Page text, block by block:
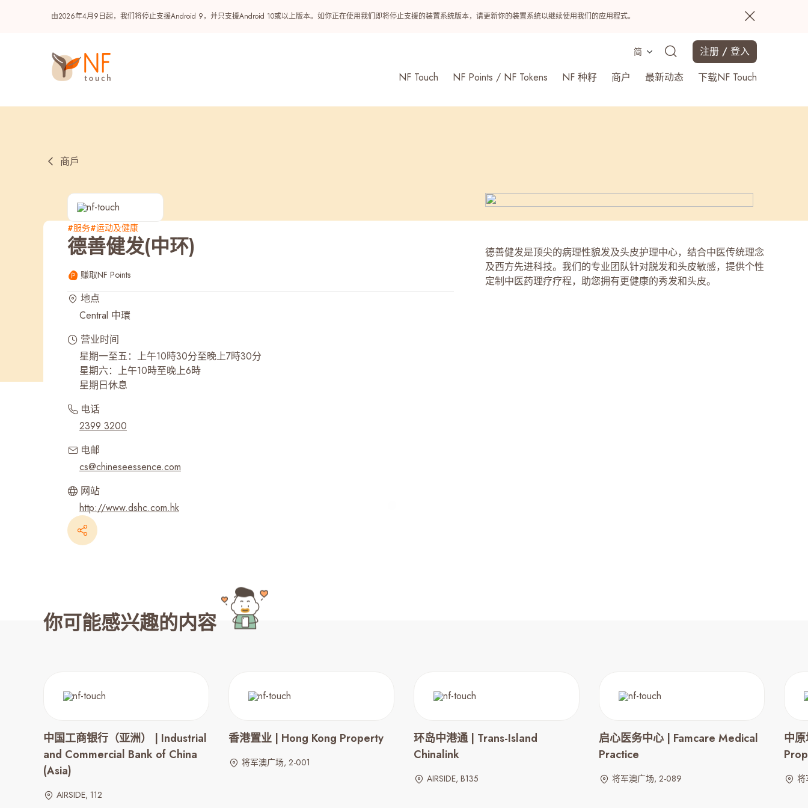
由2026年4月9日起，我们将停止支援Android 9，并只支援Android 10或以上版本。如你正在使用我们即将停止支援的装置系统版本，请更新你的装置系统以继续使用我们的应用程式。
简
注册 / 登入
NF Touch
NF Points / NF Tokens NF 种籽 商户 最新动态 下载NF Touch
热门
NF 种籽 NF Points AIRSIDE
最近搜寻纪录
商戶
#服务#运动及健康
德善健发(中环)
赚取NF Points
地点
Central 中環
营业时间
星期一至五：上午10時30分至晚上7時30分
星期六：上午10時至晚上6時
星期日休息
电话
2399 3200
电邮
cs@chineseessence.com
网站
http://www.dshc.com.hk
德善健发是顶尖的病理性貌发及头皮护理中心，结合中医传统理念
及西方先进科技。我们的专业团队针对脱发和头皮敏感，提供个性
定制中医药理疗疗程，助您拥有更健康的秀发和头皮。
你可能感兴趣的内容
中国工商银行（亚洲） | Industrial
and Commercial Bank of China
(Asia)
AIRSIDE, 112
香港置业 | Hong Kong Property
将军澳广场, 2-001
环岛中港通 | Trans-Island
Chinalink
AIRSIDE, B135
启心医务中心 | Famcare Medical
Practice
将军澳广场, 2-089
中
将